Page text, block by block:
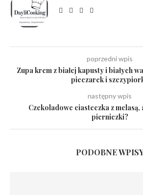
poprzedni wpis
Zupa krem z białej kapusty i białych
pieczarek i
następny wpis
Czekoladowe ciasteczka z melasą,
pierniczki?
PODOBNE